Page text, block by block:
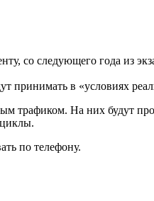
со следующего года из
принимать в «условиях
трафиком. На них будут
по телефону.